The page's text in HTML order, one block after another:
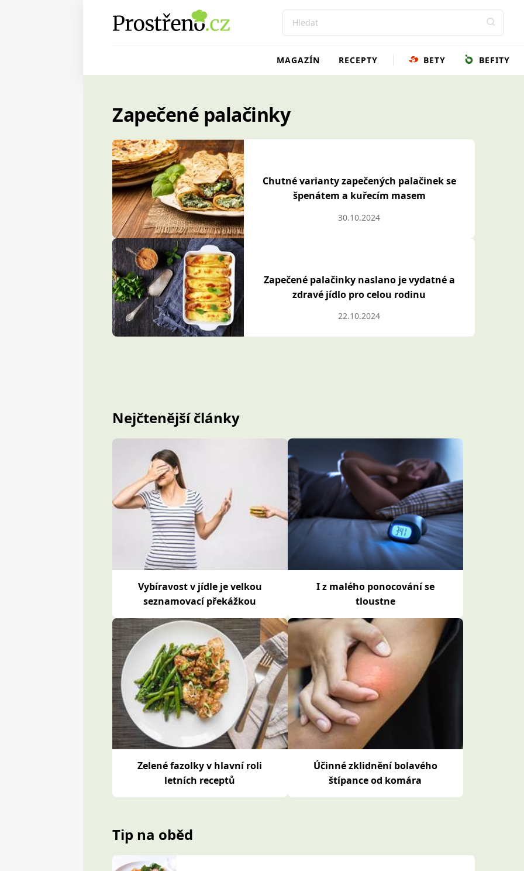
MAGAZÍN RECEPTY BETY BEFITY
Zapečené palačinky
Chutné varianty zapečených palačinek se
špenátem a kuřecím masem
30.10.2024
Zapečené palačinky naslano je vydatné a
zdravé jídlo pro celou rodinu
22.10.2024
Nejčtenější články
Vybíravost v jídle je velkou
seznamovací překážkou
I z malého ponocování se
tloustne
Zelené fazolky v hlavní roli
letních receptů
Účinné zklidnění bolavého
štípance od komára
Tip na oběd